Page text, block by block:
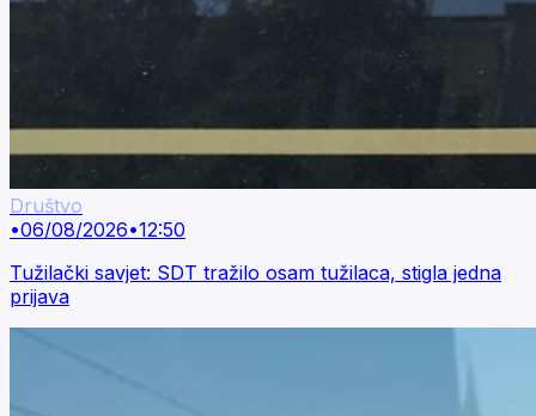
Društvo
•06/08/2026•12:50
Tužilački savjet: SDT tražilo osam tužilaca, stigla jedna
prijava